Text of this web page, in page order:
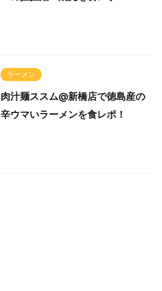
ラーメン
肉汁麺ススム@新橋店で徳島産の
辛ウマいラーメンを食レポ！